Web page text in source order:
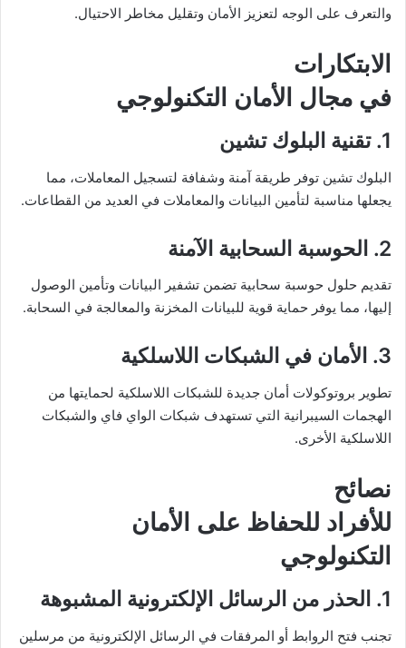
والتعرف على الوجه لتعزيز الأمان وتقليل مخاطر الاحتيال.
الابتكارات
في مجال الأمان التكنولوجي
1. تقنية البلوك تشين
البلوك تشين توفر طريقة آمنة وشفافة لتسجيل المعاملات، مما
يجعلها مناسبة لتأمين البيانات والمعاملات في العديد من القطاعات.
2. الحوسبة السحابية الآمنة
تقديم حلول حوسبة سحابية تضمن تشفير البيانات وتأمين الوصول
إليها، مما يوفر حماية قوية للبيانات المخزنة والمعالجة في السحابة.
3. الأمان في الشبكات اللاسلكية
تطوير بروتوكولات أمان جديدة للشبكات اللاسلكية لحمايتها من
الهجمات السيبرانية التي تستهدف شبكات الواي فاي والشبكات
اللاسلكية الأخرى.
نصائح
للأفراد للحفاظ على الأمان
التكنولوجي
1. الحذر من الرسائل الإلكترونية المشبوهة
تجنب فتح الروابط أو المرفقات في الرسائل الإلكترونية من مرسلين